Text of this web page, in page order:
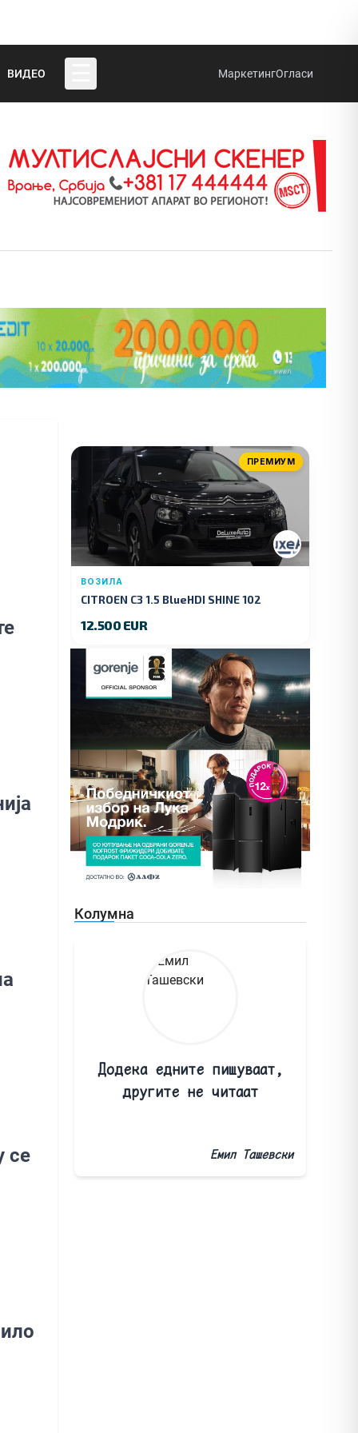
ВИДЕО МаркетингОгласи
се
ПРЕМИУМ
ВОЗИЛА
CITROEN C3 1.5 BlueHDI SHINE 102
12.500 EUR
Колумна
Додека едните пишуваат,
другите не читаат
Емил Ташевски